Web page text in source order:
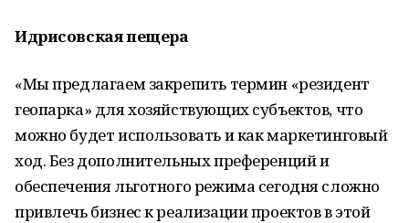
Идрисовская пещера
«Мы предлагаем закрепить термин «резидент
геопарка» для хозяйствующих субъектов, что
можно будет использовать и как маркетинговый
ход. Без дополнительных преференций и
обеспечения льготного режима сегодня сложно
привлечь бизнес к реализации проектов в этой